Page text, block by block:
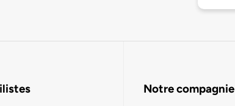
Notre compagnie